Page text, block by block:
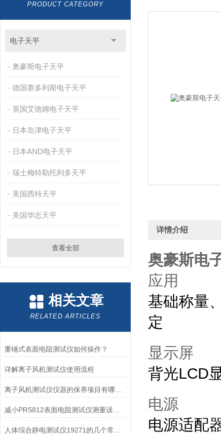
PRODUCT CATEGORY
电子天平
奥豪斯电子天平
德国赛多利斯电子天平
英国艾德姆电子天平
日本岛津电子天平
日本AND电子天平
瑞士梅特勒托利多天平
美国西特天平
美国华志天平
查看全部
相关文章
RELATED ARTICLES
重锤式表面电阻测试仪如何操作？
详解离子风机测试仪使用流程
离子风机测试仪仪器的保养项目有哪些？
减小PRS812表面电阻测试仪测量误差的方法
详情介绍
奥豪斯电
应用
基础称量
定
显示屏
背光LCD
电源
电源适配